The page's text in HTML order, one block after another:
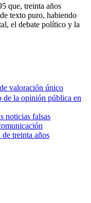
que, treinta años
texto puro, habiendo
el debate político y la
valoración único
la opinión pública en
noticias falsas
treinta años